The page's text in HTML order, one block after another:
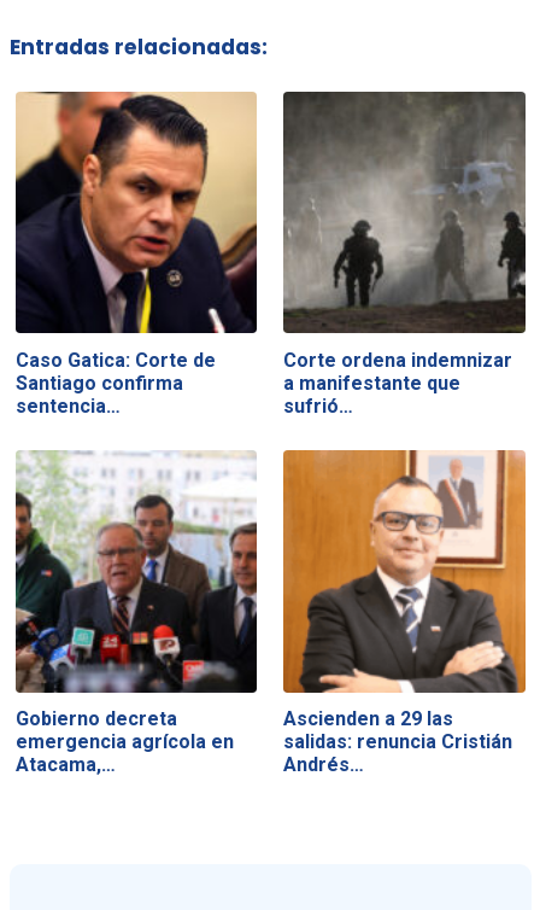
Entradas relacionadas:
Caso Gatica: Corte de
Santiago confirma
sentencia…
Corte ordena indemnizar
a manifestante que
sufrió…
Gobierno decreta
emergencia agrícola en
Atacama,…
Ascienden a 29 las
salidas: renuncia Cristián
Andrés…